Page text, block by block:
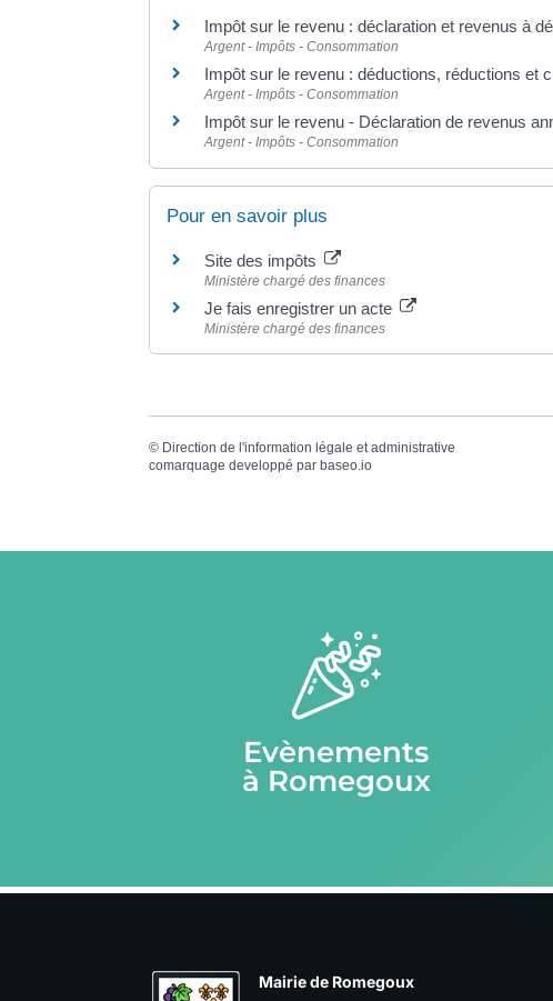
Impôt sur le revenu : déclaration et revenus à
Argent - Impôts - Consommation
Impôt sur le revenu : déductions, réductions et
Argent - Impôts - Consommation
Impôt sur le revenu - Déclaration de revenus
Argent - Impôts - Consommation
Pour en savoir plus
Site des impôts
Ministère chargé des finances
Je fais enregistrer un acte
Ministère chargé des finances
© Direction de l'information légale et administrative
comarquage developpé parbaseo.io
Evènements
à Romegoux
Mairie de Romegoux